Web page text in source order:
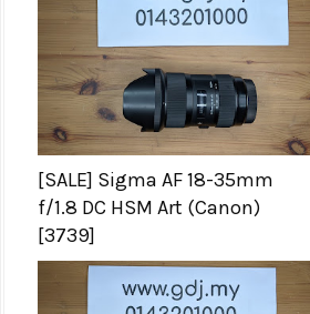
[SALE] Sigma AF 18-35mm
f/1.8 DC HSM Art (Canon)
[3739]